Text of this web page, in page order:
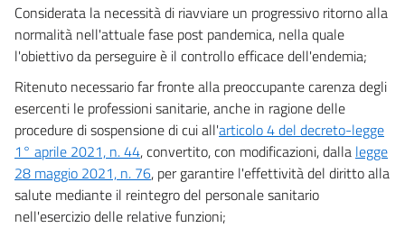
Considerata la necessità di riavviare un progressivo ritorno alla
normalità nell'attuale fase post pandemica, nella quale
l'obiettivo da perseguire è il controllo efficace dell'endemia;
Ritenuto necessario far fronte alla preoccupante carenza degli
esercenti le professioni sanitarie, anche in ragione delle
procedure di sospensione di cui all'articolo 4 del decreto-legge
1° aprile 2021, n. 44, convertito, con modificazioni, dalla legge
28 maggio 2021, n. 76, per garantire l'effettività del diritto alla
salute mediante il reintegro del personale sanitario
nell'esercizio delle relative funzioni;